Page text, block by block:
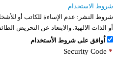
شروط الاستخدام
شروط النشر: عدم الإساءة للكاتب أو
أو الذات الالهية. والابتعاد عن التحريض
اُوافق على شروط الأستخدام
Security Code *